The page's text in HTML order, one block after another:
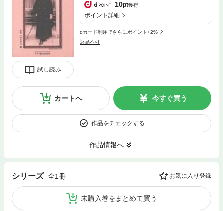
試し読み
10pt獲得
ポイント詳細
dカード利用でさらにポイント+2%
返品不可
カートへ 今すぐ買う
作品をチェックする
作品情報へ
シリーズ 全1冊 お気に入り登録
未購入巻をまとめて買う